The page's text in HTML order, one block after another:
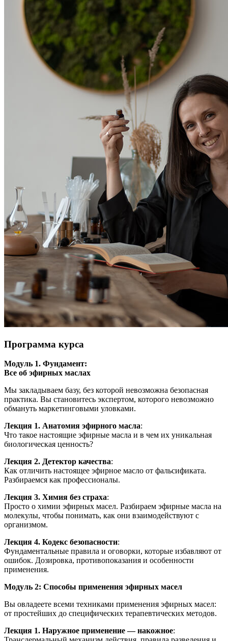
Программа курса
Модуль 1. Фундамент:
Все об эфирных маслах
Мы закладываем базу, без которой невозможна безопасная
практика. Вы становитесь экспертом, которого невозможно
обмануть маркетинговыми уловками.
Лекция 1. Анатомия эфирного масла:
Что такое настоящие эфирные масла и в чем их уникальная
биологическая ценность?
Лекция 2. Детектор качества:
Как отличить настоящее эфирное масло от фальсификата.
Разбираемся как профессионалы.
Лекция 3. Химия без страха:
Просто о химии эфирных масел. Разбираем эфирные масла на
молекулы, чтобы понимать, как они взаимодействуют с
организмом.
Лекция 4. Кодекс безопасности:
Фундаментальные правила и оговорки, которые избавляют от
ошибок. Дозировка, противопоказания и особенности
применения.
Модуль 2: Способы применения эфирных масел
Вы овладеете всеми техниками применения эфирных масел:
от простейших до специфических терапевтических методов.
Лекция 1. Наружное применение — накожное: